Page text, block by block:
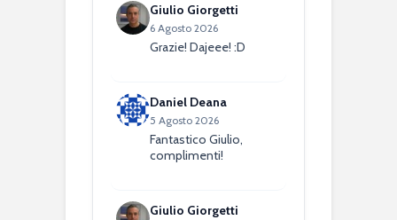
Giulio Giorgetti
6 Agosto 2026
Grazie! Dajeee! :D
Daniel Deana
5 Agosto 2026
Fantastico Giulio,
complimenti!
Giulio Giorgetti